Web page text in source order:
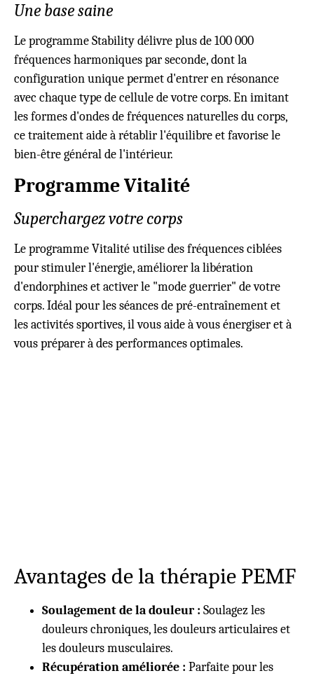
Une base saine
Le programme Stability délivre plus de 100 000
fréquences harmoniques par seconde, dont la
configuration unique permet d'entrer en résonance
avec chaque type de cellule de votre corps. En imitant
les formes d'ondes de fréquences naturelles du corps,
ce traitement aide à rétablir l'équilibre et favorise le
bien-être général de l'intérieur.
Programme Vitalité
Superchargez votre corps
Le programme Vitalité utilise des fréquences ciblées
pour stimuler l'énergie, améliorer la libération
d'endorphines et activer le "mode guerrier" de votre
corps. Idéal pour les séances de pré-entraînement et
les activités sportives, il vous aide à vous énergiser et à
vous préparer à des performances optimales.
Avantages de la thérapie PEMF
Soulagement de la douleur : Soulagez les
douleurs chroniques, les douleurs articulaires et
les douleurs musculaires.
Récupération améliorée : Parfaite pour les